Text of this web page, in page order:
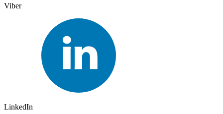
Viber
LinkedIn